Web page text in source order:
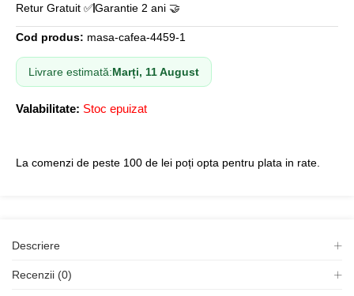
Retur Gratuit ✅Garantie 2 ani 🤝
Cod produs: masa-cafea-4459-1
Livrare estimată:Marți, 11 August
Valabilitate: Stoc epuizat
La comenzi de peste 100 de lei poți opta pentru plata in rate.
Descriere
Recenzii (0)